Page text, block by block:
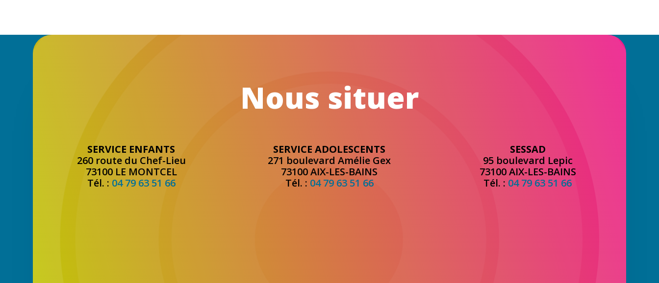
Nous situer
SERVICE ENFANTS
260 route du Chef-Lieu
73100 LE MONTCEL
Tél. : 04 79 63 51 66
SERVICE ADOLESCENTS
271 boulevard Amélie Gex
73100 AIX-LES-BAINS
Tél. : 04 79 63 51 66
SESSAD
95 boulevard Lepic
73100 AIX-LES-BAINS
Tél. : 04 79 63 51 66